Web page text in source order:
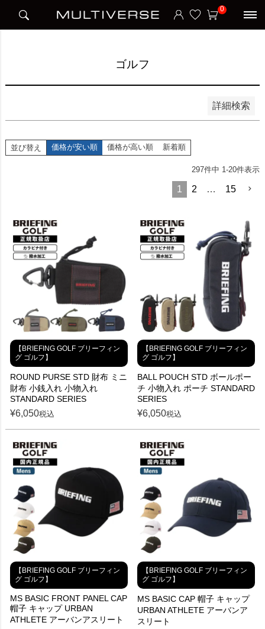
0
ゴルフ
詳細検索
並び順
新着順
並び替え 価格が安い順 価格が高い順 新着順
297件中 1-20件表示
1 2 … 15
【BRIEFING GOLF ブリーフィン
グ ゴルフ】
ROUND PURSE STD 財布 ミニ
財布 小銭入れ 小物入れ
STANDARD SERIES
¥6,050税込
【BRIEFING GOLF ブリーフィン
グ ゴルフ】
BALL POUCH STD ボールポー
チ 小物入れ ポーチ STANDARD
SERIES
¥6,050税込
【BRIEFING GOLF ブリーフィン
グ ゴルフ】
MS BASIC FRONT PANEL CAP
帽子 キャップ URBAN
ATHLETE アーバンアスリート
【BRIEFING GOLF ブリーフィン
グ ゴルフ】
MS BASIC CAP 帽子 キャップ
URBAN ATHLETE アーバンア
スリート